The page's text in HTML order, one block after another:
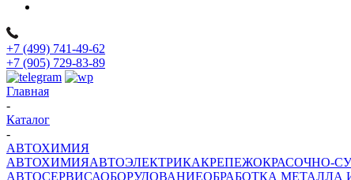
+7 (499) 741-49-62
+7 (905) 729-83-89
Главная
-
Каталог
-
АВТОХИМИЯ
АВТОХИМИЯАВТОЭЛЕКТРИКАКРЕПЕЖОКРАСОЧНО-
АВТОСЕРВИСАОБОРУДОВАНИЕОБРАБОТКА МЕТАЛЛА